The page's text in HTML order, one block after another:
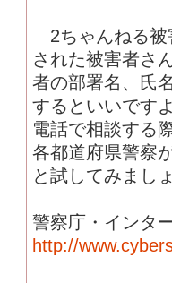
2ちゃんねる被
された被害者さ
者の部署名、氏
するといいです
電話で相談する
各都道府県警察
と試してみまし
警察庁・インタ
http://